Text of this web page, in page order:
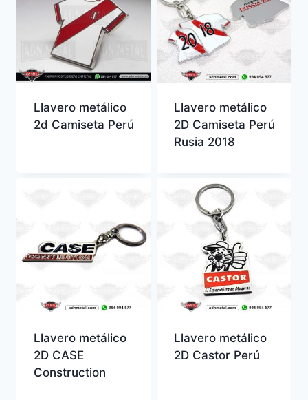
Llavero metálico
2d Camiseta Perú
Llavero metálico
2D Camiseta Perú
Rusia 2018
Llavero metálico
2D CASE
Construction
Llavero metálico
2D Castor Perú